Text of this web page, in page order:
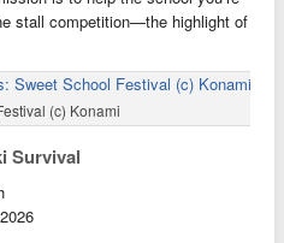
stall competition—the highlight of
(c) Konami
Survival